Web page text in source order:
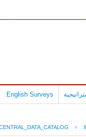
English Surveys
›